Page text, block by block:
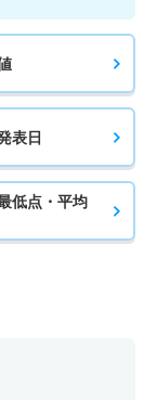
表日
低点・平均